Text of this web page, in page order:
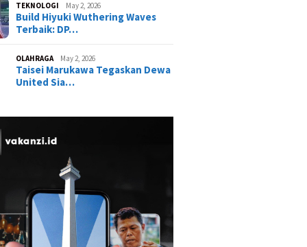
Neverness to
(NTE) Terbaru:
Paling OP?
GOJO Indonesia Resmi
Ekspansi ke Jawa Timur, Siap
Hadirkan Layanan
TEKNOLOGI May 2, 2026
Build Hiyuki Wuthering Waves
Terbaik: DP…
OLAHRAGA May 2, 2026
Taisei Marukawa Tegaskan Dewa
United Sia…